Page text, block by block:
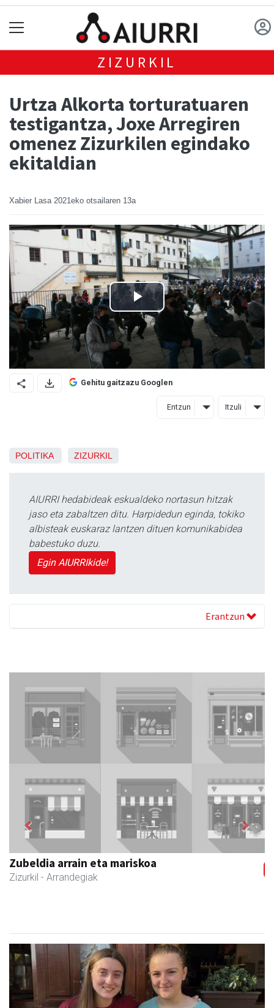
ZIZURKIL
Urtza Alkorta torturatuaren
testigantza, Joxe Arregiren
omenez Zizurkilen egindako
ekitaldian
Xabier Lasa 2021eko otsailaren 13a
Gehitu gaitzazu Googlen
Entzun Itzuli
POLITIKA ZIZURKIL
AIURRI hedabideak eskualdeko nortasun hitzak
jaso eta zabaltzen ditu. Harpidedun eginda, tokiko
albisteak euskaraz lantzen dituen komunikabidea
babestuko duzu.
Egin AIURRIkide!
Erantzun
Joxean harategia
Zizurkil - Harategiak
Previous Next